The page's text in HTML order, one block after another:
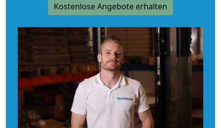
Kostenlose Angebote erhalten